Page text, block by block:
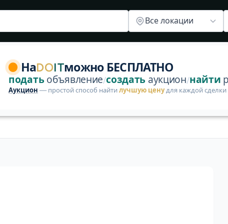
Оригинальные столовые тарелки Villeroy &amp;
Все локации
НаDOITможно БЕСПЛАТНО
подать объявление/создать аукцион/найти
Аукцион — простой способ найти лучшую ценудля каждой сделки